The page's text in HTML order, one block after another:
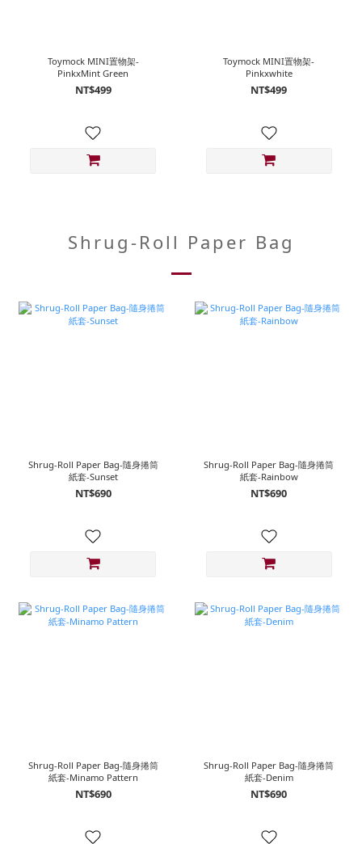
Toymock MINI置物架-
PinkxMint Green
NT$499
Toymock MINI置物架-
Pinkxwhite
NT$499
Shrug-Roll Paper Bag
Shrug-Roll Paper Bag-隨身捲筒
紙套-Sunset
NT$690
Shrug-Roll Paper Bag-隨身捲筒
紙套-Rainbow
NT$690
Shrug-Roll Paper Bag-隨身捲筒
紙套-Minamo Pattern
NT$690
Shrug-Roll Paper Bag-隨身捲筒
紙套-Denim
NT$690